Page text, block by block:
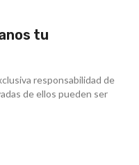
tu
responsabilidad de
de ellos pueden ser